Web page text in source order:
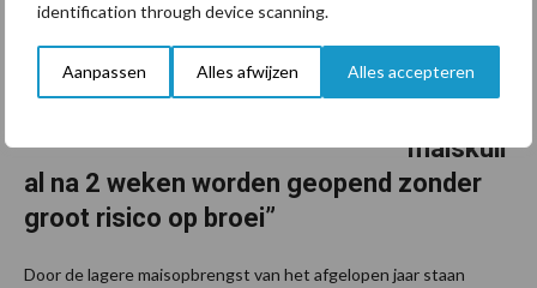
identification through device scanning.
Aanpassen Alles afwijzen Alles accepteren
“Zo kan
de
maiskuil
al na 2 weken worden geopend zonder
groot risico op broei”
Door de lagere maisopbrengst van het afgelopen jaar staan